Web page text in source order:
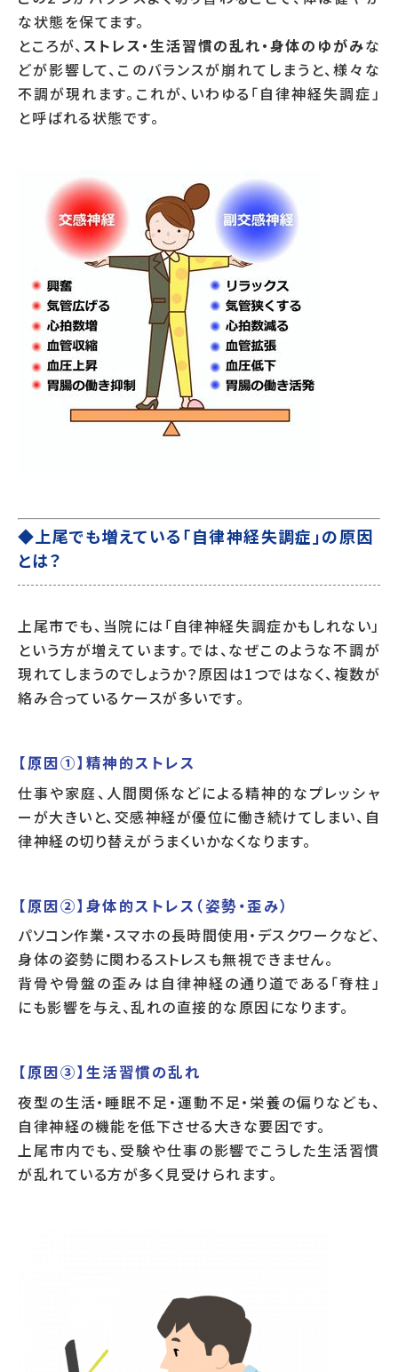
な状態を保てます。
ところが、ストレス・生活習慣の乱れ・身体のゆがみな
どが影響して、このバランスが崩れてしまうと、様々な
不調が現れます。これが、いわゆる「自律神経失調症」
と呼ばれる状態です。
◆上尾でも増えている「自律神経失調症」の原因
とは？
上尾市でも、当院には「自律神経失調症かもしれない」
という方が増えています。では、なぜこのような不調が
現れてしまうのでしょうか？原因は1つではなく、複数が
絡み合っているケースが多いです。
【原因①】精神的ストレス
仕事や家庭、人間関係などによる精神的なプレッシャ
ーが大きいと、交感神経が優位に働き続けてしまい、自
律神経の切り替えがうまくいかなくなります。
【原因②】身体的ストレス（姿勢・歪み）
パソコン作業・スマホの長時間使用・デスクワークなど、
身体の姿勢に関わるストレスも無視できません。
背骨や骨盤の歪みは自律神経の通り道である「脊柱」
にも影響を与え、乱れの直接的な原因になります。
【原因③】生活習慣の乱れ
夜型の生活・睡眠不足・運動不足・栄養の偏りなども、
自律神経の機能を低下させる大きな要因です。
上尾市内でも、受験や仕事の影響でこうした生活習慣
が乱れている方が多く見受けられます。